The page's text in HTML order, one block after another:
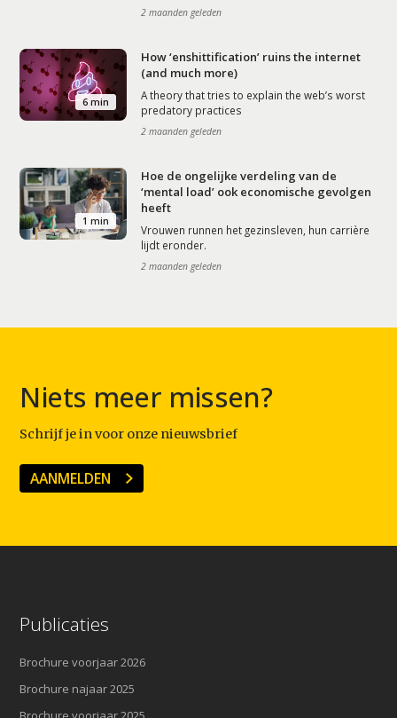
2 maanden geleden
6 min
How ‘enshittification’ ruins the internet
(and much more)
A theory that tries to explain the web’s worst
predatory practices
2 maanden geleden
1 min
Hoe de ongelijke verdeling van de
‘mental load’ ook economische gevolgen
heeft
Vrouwen runnen het gezinsleven, hun carrière
lijdt eronder.
2 maanden geleden
Niets meer missen?
Schrijf je in voor onze nieuwsbrief
AANMELDEN
Publicaties
Brochure voorjaar 2026
Brochure najaar 2025